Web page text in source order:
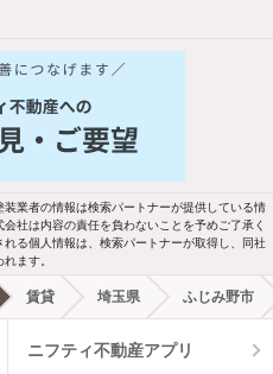
います！
2階以上
ペット相談
独立洗面台
都市ガス
オートロック
業者の情報は検索パートナーが提供している情
社は内容の責任を負わないことを予めご了承く
る個人情報は、検索パートナーが取得し、同社
ます。
賃貸 埼玉県 ふじみ野市
ニフティ不動産アプリ